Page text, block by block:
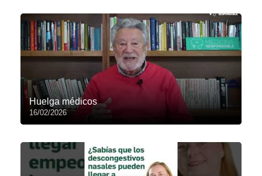
Huelga médicos
16/02/2026